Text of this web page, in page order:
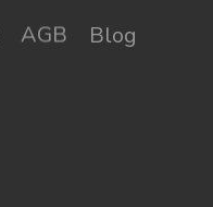
AGB
Blog